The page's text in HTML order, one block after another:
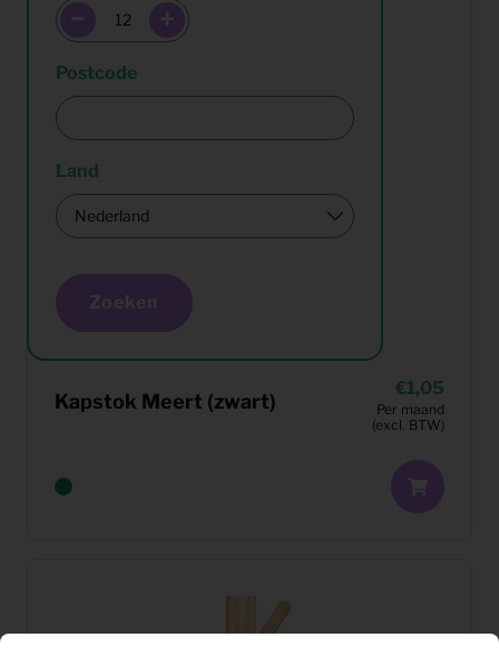
Postcode
Land
Zoeken
Kapstok Meert (zwart)
1,05
Per maand
(excl. BTW)